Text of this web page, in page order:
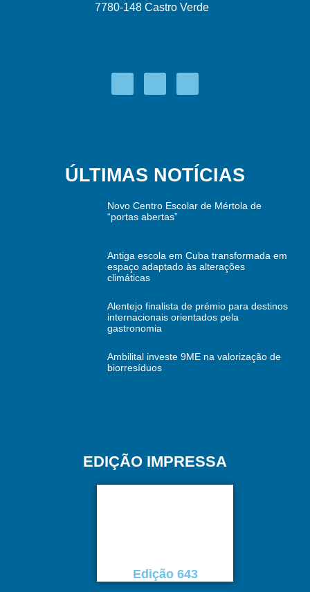
7780-148 Castro Verde
ÚLTIMAS NOTÍCIAS
Novo Centro Escolar de Mértola de
“portas abertas”
Antiga escola em Cuba transformada em
espaço adaptado às alterações
climáticas
Alentejo finalista de prémio para destinos
internacionais orientados pela
gastronomia
Ambilital investe 9ME na valorização de
biorresíduos
EDIÇÃO IMPRESSA
Edição 643